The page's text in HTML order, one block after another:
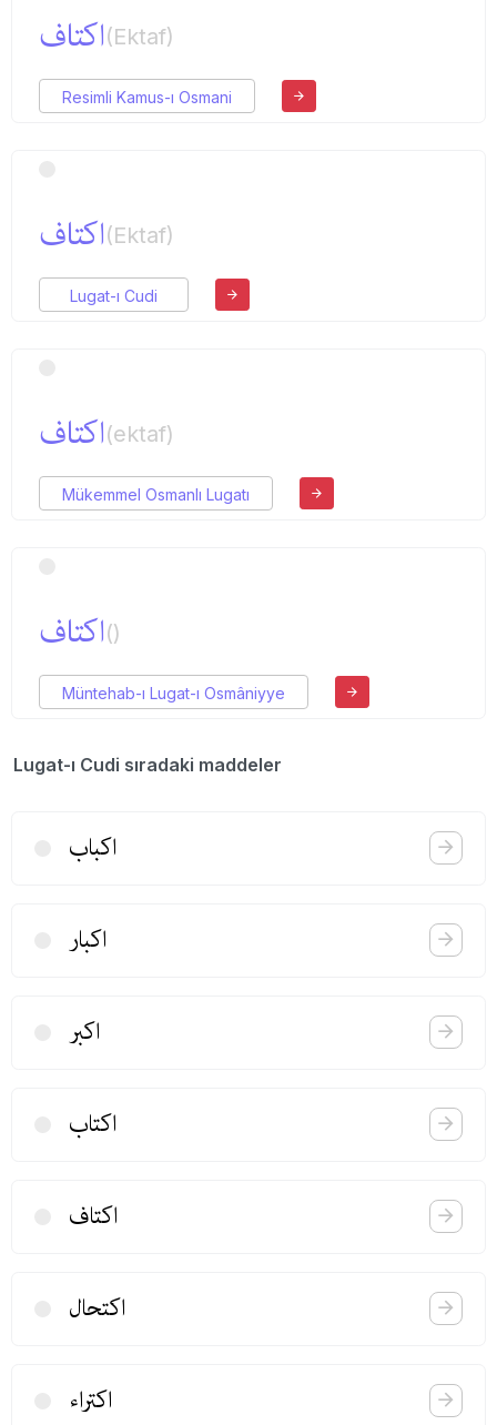
اكتاف(Ektaf)
Resimli Kamus-ı Osmani
اكتاف(Ektaf)
Lugat-ı Cudi
اكتاف(ektaf)
Mükemmel Osmanlı Lugatı
اكتاف()
Müntehab-ı Lugat-ı Osmâniyye
Lugat-ı Cudi sıradaki maddeler
اكباب
اكبار
اكبر
اكتاب
اكتاف
اكتحال
اكتراء